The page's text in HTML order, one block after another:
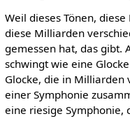
Weil dieses Tönen,
diese Milliarden
gemessen hat, das gibt.
schwingt wie eine
Glocke, die in Milliarden
einer Symphonie
eine riesige Symphonie,